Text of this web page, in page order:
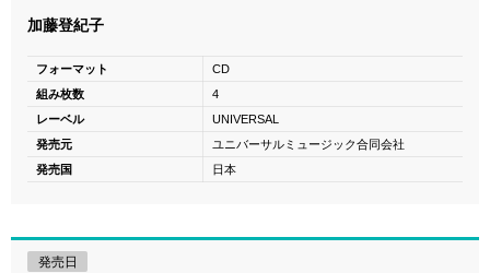
加藤登紀子
フォーマット
CD
組み枚数
4
レーベル
UNIVERSAL
発売元
ユニバーサルミュージック合同会社
発売国
日本
発売日